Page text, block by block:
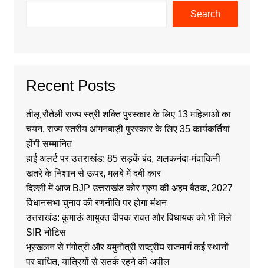
Search
Recent Posts
तीलू रौतेली राज्य स्त्री शक्ति पुरस्कार के लिए 13 महिलाओं का
चयन, राज्य स्तरीय आंगनबाड़ी पुरस्कार के लिए 35 कार्यकर्तियां
होंगी सम्मानित
हाई अलर्ट पर उत्तराखंड: 85 सड़कें बंद, अलकनंदा-मंदाकिनी
खतरे के निशान से ऊपर, मलबे में दबी कार
दिल्ली में आज BJP उत्तराखंड कोर ग्रुप की अहम बैठक, 2027
विधानसभा चुनाव की रणनीति पर होगा मंथन
उत्तराखंड: कुमाऊं आयुक्त दीपक रावत और विधायक को भी मिले
SIR नोटिस
भूस्खलन से गंगोत्री और यमुनोत्री राष्ट्रीय राजमार्ग कई स्थानों
पर बाधित, यात्रियों से सतर्क रहने की अपील